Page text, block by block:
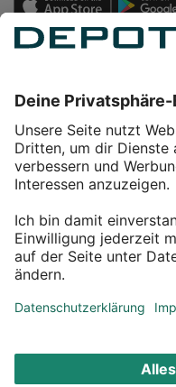
Service
Über DEPOT
Kontakt